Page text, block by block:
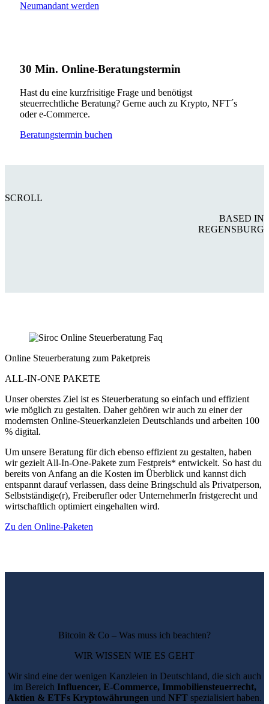
Neumandant werden
30 Min. Online-Beratungstermin
Hast du eine kurzfrisitige Frage und benötigst
steuerrechtliche Beratung? Gerne auch zu Krypto, NFT´s
oder e-Commerce.
Beratungstermin buchen
SCROLL
BASED IN
REGENSBURG
Online Steuerberatung zum Paketpreis
ALL-IN-ONE PAKETE
Unser oberstes Ziel ist es Steuerberatung so einfach und effizient
wie möglich zu gestalten. Daher gehören wir auch zu einer der
modernsten Online-Steuerkanzleien Deutschlands und arbeiten 100
% digital.
Um unsere Beratung für dich ebenso effizient zu gestalten, haben
wir gezielt All-In-One-Pakete zum Festpreis* entwickelt. So hast du
bereits von Anfang an die Kosten im Überblick und kannst dich
entspannt darauf verlassen, dass deine Bringschuld als Privatperson,
Selbstständige(r), Freiberufler oder UnternehmerIn fristgerecht und
wirtschaftlich optimiert eingehalten wird.
Zu den Online-Paketen
Bitcoin & Co – Was muss ich beachten?
WIR WISSEN WIE ES GEHT
Wir sind eine der wenigen Kanzleien in Deutschland, die sich auch
im Bereich Influencer, E-Commerce, Immobiliensteuerrecht,
Aktien & ETFs Kryptowährungen und NFT spezialisiert haben.